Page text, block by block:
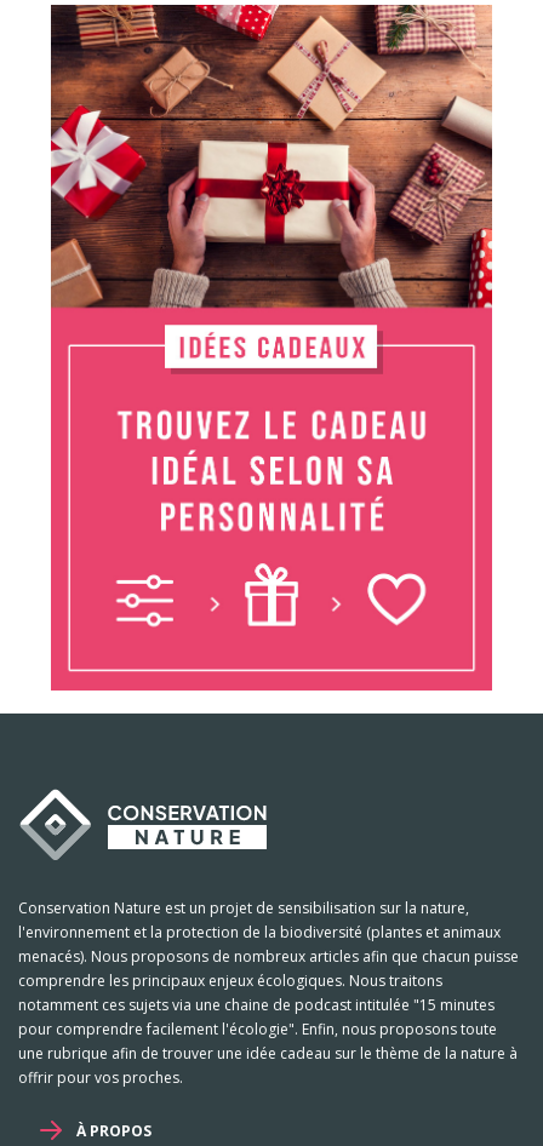
Conservation Nature est un projet de sensibilisation sur la nature,
l'environnement et la protection de la biodiversité (plantes et animaux
menacés). Nous proposons de nombreux articles afin que chacun puisse
comprendre les principaux enjeux écologiques. Nous traitons
notamment ces sujets via une chaine de podcast intitulée "15 minutes
pour comprendre facilement l'écologie". Enfin, nous proposons toute
une rubrique afin de trouver une idée cadeau sur le thème de la nature à
offrir pour vos proches.
À PROPOS